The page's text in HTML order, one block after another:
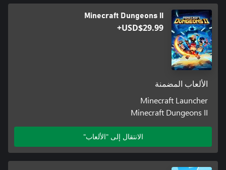
Minecraft Dungeons II
USD$29.99+
الألعاب المضمنة
Minecraft Launcher
Minecraft Dungeons II
الانتقال إلى "الألعاب"